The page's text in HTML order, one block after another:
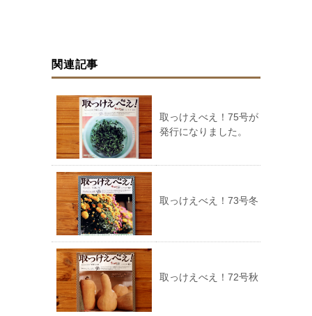
関連記事
取っけえべえ！75号が
発行になりました。
取っけえべえ！73号冬
取っけえべえ！72号秋